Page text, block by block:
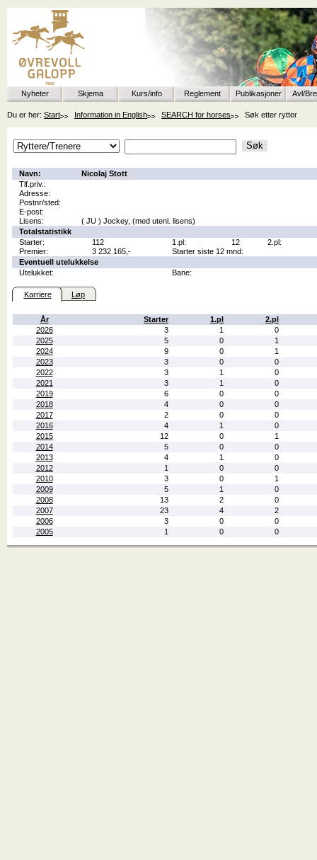
Nyheter Skjema Kurs/info Reglement Publikasjoner Avl/
Du er her: Start Information in English SEARCH for horses Søk etter rytter
Navn:
Nicolaj Stott
Tlf.priv.:
Adresse:
Postnr/sted:
E-post:
Lisens:
( JU ) Jockey, (med utenl. lisens)
Totalstatistikk
Starter:
112 1.pl: 12
2.pl:
Premier:
3 232 165,-
Starter siste 12 mnd:
Eventuell utelukkelse
Utelukket:
Bane:
Karriere Løp
År Starter 1.pl
2.pl
2026
3 1
0
2025
5 0
1
2024
9 0
1
2023
3 0
0
2022
3 1
0
2021
3 1
0
2019
6 0
0
2018
4 0
0
2017
2 0
0
2016
4 1
0
2015
12 0
1
2014
5 0
0
2013
4 1
0
2012
1 0
0
2010
3 0
1
2009
5 1
0
2008
13 2
0
2007
23 4
2
2006
3 0
0
2005
1 0 0